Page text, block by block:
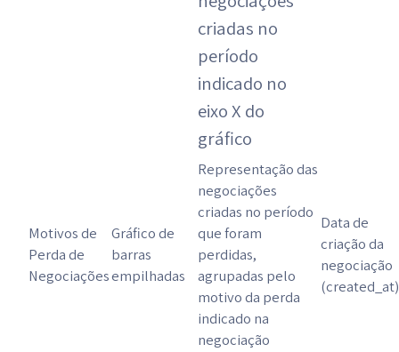
criadas no
período
indicado no
eixo X do
gráfico
Motivos de
Perda de
Negociações
Gráfico de
barras
empilhadas
Representação das
negociações
criadas no período
que foram
perdidas,
agrupadas pelo
motivo da perda
indicado na
negociação
Data de
criação da
negociação
(created_at)